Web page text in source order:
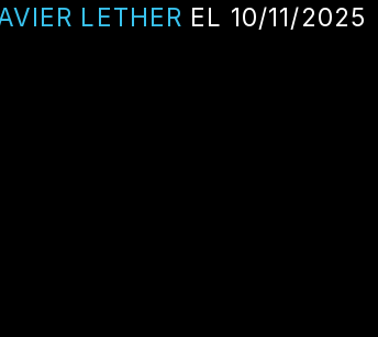
LETHER EL 10/11/2025